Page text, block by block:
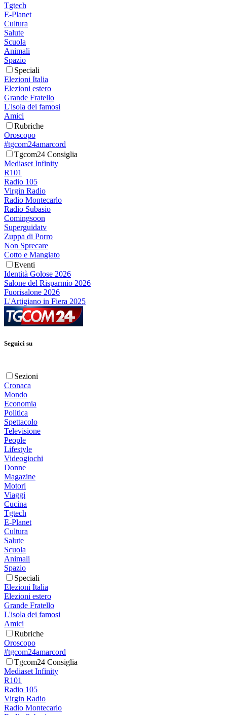
Tgtech
E-Planet
Cultura
Salute
Scuola
Animali
Spazio
Speciali
Elezioni Italia
Elezioni estero
Grande Fratello
L'isola dei famosi
Amici
Rubriche
Oroscopo
#tgcom24amarcord
Tgcom24 Consiglia
Mediaset Infinity
R101
Radio 105
Virgin Radio
Radio Montecarlo
Radio Subasio
Comingsoon
Superguidatv
Zuppa di Porro
Non Sprecare
Cotto e Mangiato
Eventi
Identità Golose 2026
Salone del Risparmio 2026
Fuorisalone 2026
L'Artigiano in Fiera 2025
Seguici su
Sezioni
Cronaca
Mondo
Economia
Politica
Spettacolo
Televisione
People
Lifestyle
Videogiochi
Donne
Magazine
Motori
Viaggi
Cucina
Tgtech
E-Planet
Cultura
Salute
Scuola
Animali
Spazio
Speciali
Elezioni Italia
Elezioni estero
Grande Fratello
L'isola dei famosi
Amici
Rubriche
Oroscopo
#tgcom24amarcord
Tgcom24 Consiglia
Mediaset Infinity
R101
Radio 105
Virgin Radio
Radio Montecarlo